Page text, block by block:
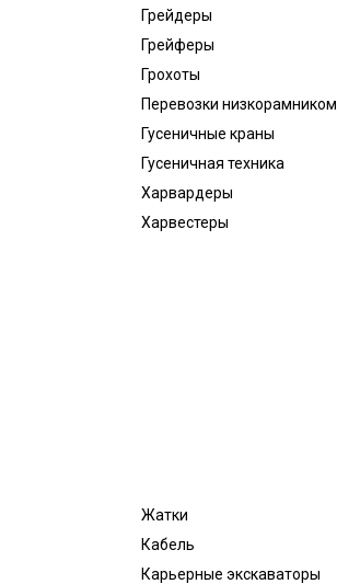
Грейдеры
Грейферы
Грохоты
Перевозки низкорамником
Гусеничные краны
Гусеничная техника
Харвардеры
Харвестеры
Жатки
Кабель
Карьерные экскаваторы